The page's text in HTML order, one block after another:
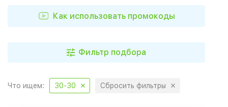
Как использовать промокоды
Фильтр подбора
Что ищем: 30-30 Сбросить фильтры